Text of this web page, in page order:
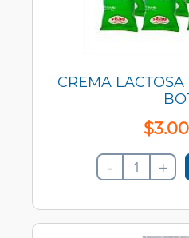
CREMA LACTOSA
$3.00
- +